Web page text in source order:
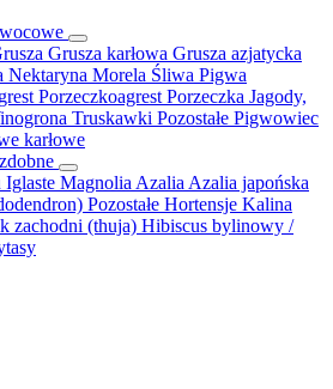
Grusza karłowa Grusza azjatycka
Nektaryna Morela Śliwa Pigwa
Porzeczkoagrest Porzeczka Jagody,
Truskawki Pozostałe Pigwowiec
karłowe
Iglaste Magnolia Azalia Azalia japońska
Pozostałe Hortensje Kalina
zachodni (thuja) Hibiscus bylinowy /